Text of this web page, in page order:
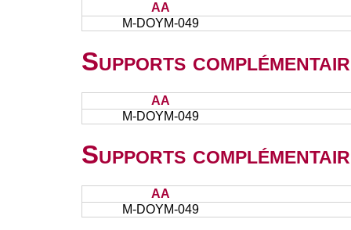
AA
M-DOYM-049
Supports
AA
M-DOYM-049
Supports
AA
M-DOYM-049